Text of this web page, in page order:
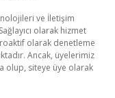
ve İletişim
olarak hizmet
olarak denetleme
Ancak, üyelerimiz
olup, siteye üye olarak